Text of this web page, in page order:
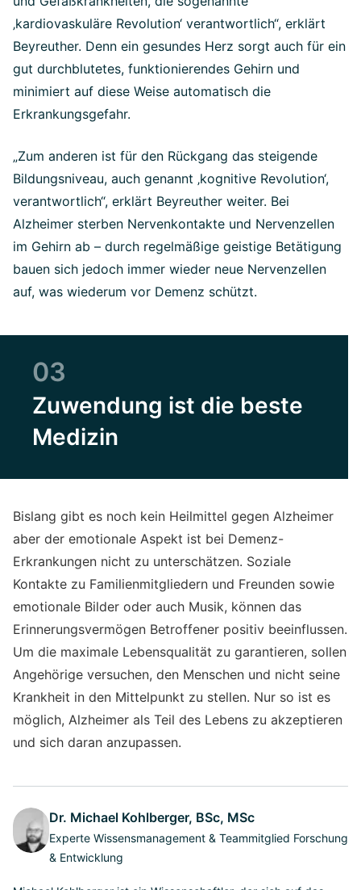
‚kardiovaskuläre Revolution‘ verantwortlich“, erklärt
Beyreuther. Denn ein gesundes Herz sorgt auch für ein
gut durchblutetes, funktionierendes Gehirn und
minimiert auf diese Weise automatisch die
Erkrankungsgefahr.
„Zum anderen ist für den Rückgang das steigende
Bildungsniveau, auch genannt ‚kognitive Revolution‘,
verantwortlich“, erklärt Beyreuther weiter. Bei
Alzheimer sterben Nervenkontakte und Nervenzellen
im Gehirn ab – durch regelmäßige geistige Betätigung
bauen sich jedoch immer wieder neue Nervenzellen
auf, was wiederum vor Demenz schützt.
03
Zuwendung ist die beste
Medizin
Bislang gibt es noch kein Heilmittel gegen Alzheimer
aber der emotionale Aspekt ist bei Demenz-
Erkrankungen nicht zu unterschätzen. Soziale
Kontakte zu Familienmitgliedern und Freunden sowie
emotionale Bilder oder auch Musik, können das
Erinnerungsvermögen Betroffener positiv beeinflussen.
Um die maximale Lebensqualität zu garantieren, sollen
Angehörige versuchen, den Menschen und nicht seine
Krankheit in den Mittelpunkt zu stellen. Nur so ist es
möglich, Alzheimer als Teil des Lebens zu akzeptieren
und sich daran anzupassen.
Dr. Michael Kohlberger, BSc, MSc
Experte Wissensmanagement & Teammitglied Forschung
& Entwicklung